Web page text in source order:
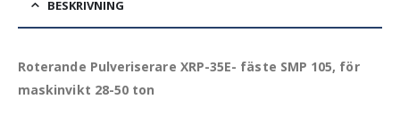
BESKRIVNING
Roterande Pulveriserare XRP-35E- fäste SMP 105, för
maskinvikt 28-50 ton